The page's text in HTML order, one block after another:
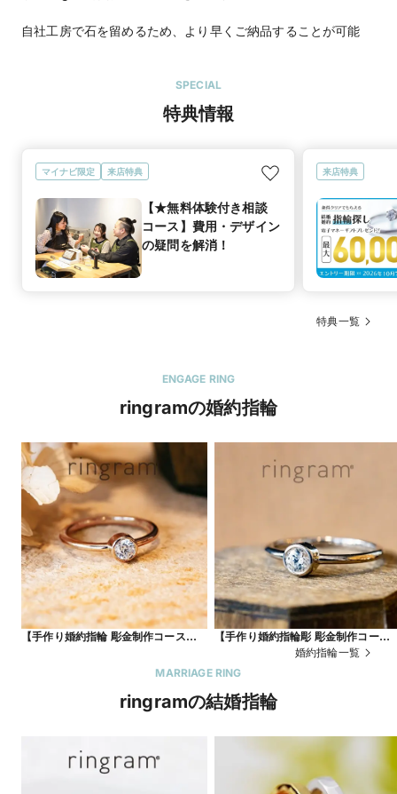
自社工房で石を留めるため、より早くご納品することが可能
SPECIAL
特典情報
マイナビ限定 来店特典
【★無料体験付き相談
コース】費用・デザイン
の疑問を解消！
来店特典
特典一覧
ENGAGE RING
ringramの婚約指輪
【手作り婚約指輪 彫金制作コース】ピ
【手作り婚約指輪彫 彫金制作コース
フクリン留め アンティーク
婚約指輪一覧
MARRIAGE RING
ringramの結婚指輪